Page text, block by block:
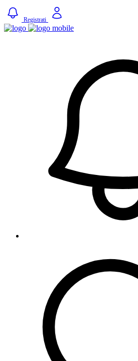
Registrati